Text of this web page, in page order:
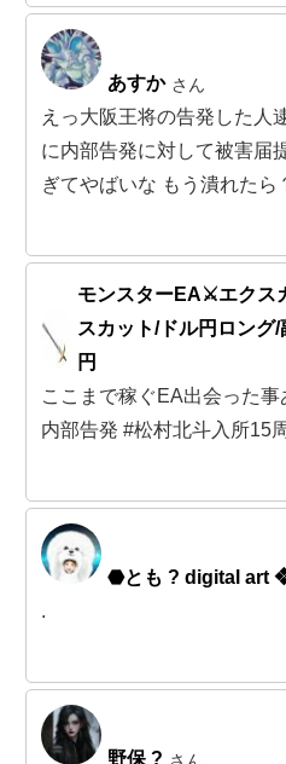
あすか さん
えっ大阪王将の告発した
に内部告発に対して被害届
ぎてやばいな もう潰れたら
モンスターEA⚔️エクス
スカット/ドル円ロング
円
ここまで稼ぐEA出会った
内部告発 #松村北斗入所15
⬣とも ? digital art
.
野保 ? さん